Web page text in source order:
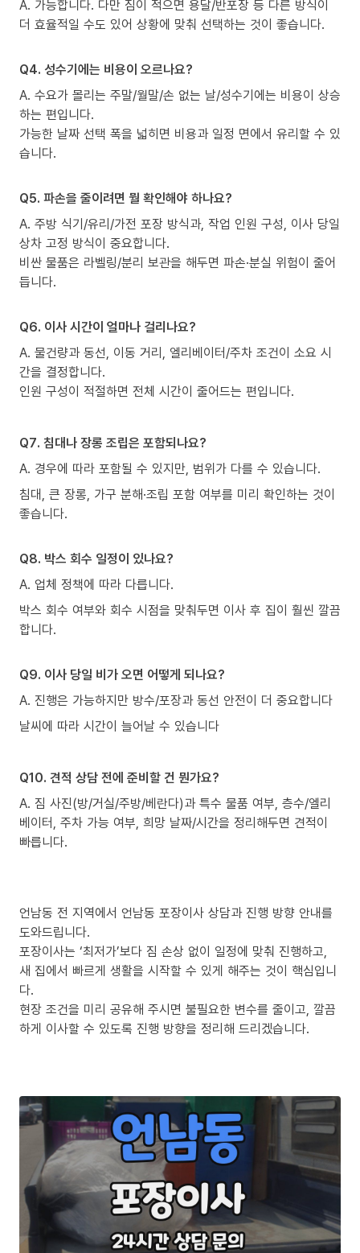
A. 가능합니다. 다만 짐이 적으면 용달/반포장 등 다른 방식이
더 효율적일 수도 있어 상황에 맞춰 선택하는 것이 좋습니다.
Q4. 성수기에는 비용이 오르나요?
A. 수요가 몰리는 주말/월말/손 없는 날/성수기에는 비용이 상승
하는 편입니다.
가능한 날짜 선택 폭을 넓히면 비용과 일정 면에서 유리할 수 있
습니다.
Q5. 파손을 줄이려면 뭘 확인해야 하나요?
A. 주방 식기/유리/가전 포장 방식과, 작업 인원 구성, 이사 당일
상차 고정 방식이 중요합니다.
비싼 물품은 라벨링/분리 보관을 해두면 파손·분실 위험이 줄어
듭니다.
Q6. 이사 시간이 얼마나 걸리나요?
A. 물건량과 동선, 이동 거리, 엘리베이터/주차 조건이 소요 시
간을 결정합니다.
인원 구성이 적절하면 전체 시간이 줄어드는 편입니다.
Q7. 침대나 장롱 조립은 포함되나요?
A. 경우에 따라 포함될 수 있지만, 범위가 다를 수 있습니다.
침대, 큰 장롱, 가구 분해·조립 포함 여부를 미리 확인하는 것이
좋습니다.
Q8. 박스 회수 일정이 있나요?
A. 업체 정책에 따라 다릅니다.
박스 회수 여부와 회수 시점을 맞춰두면 이사 후 집이 훨씬 깔끔
합니다.
Q9. 이사 당일 비가 오면 어떻게 되나요?
A. 진행은 가능하지만 방수/포장과 동선 안전이 더 중요합니다
날씨에 따라 시간이 늘어날 수 있습니다
Q10. 견적 상담 전에 준비할 건 뭔가요?
A. 짐 사진(방/거실/주방/베란다)과 특수 물품 여부, 층수/엘리
베이터, 주차 가능 여부, 희망 날짜/시간을 정리해두면 견적이
빠릅니다.
언남동 전 지역에서 언남동 포장이사 상담과 진행 방향 안내를
도와드립니다.
포장이사는 ‘최저가’보다 짐 손상 없이 일정에 맞춰 진행하고,
새 집에서 빠르게 생활을 시작할 수 있게 해주는 것이 핵심입니
다.
현장 조건을 미리 공유해 주시면 불필요한 변수를 줄이고, 깔끔
하게 이사할 수 있도록 진행 방향을 정리해 드리겠습니다.